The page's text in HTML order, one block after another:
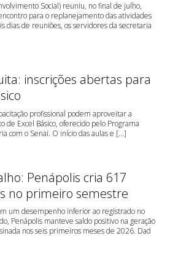
Social) reuniu, no final de julho,
para o replanejamento das atividades
dias de reuniões, os servidores da secretaria
inscrições abertas para
profissional podem aproveitar a
de Excel Básico, oferecido pelo Programa
com o Senai. O início das aulas e [...]
Penápolis cria 617
no primeiro semestre
um desempenho inferior ao registrado no
Penápolis manteve saldo positivo na geração
nos seis primeiros meses de 2026. Dad